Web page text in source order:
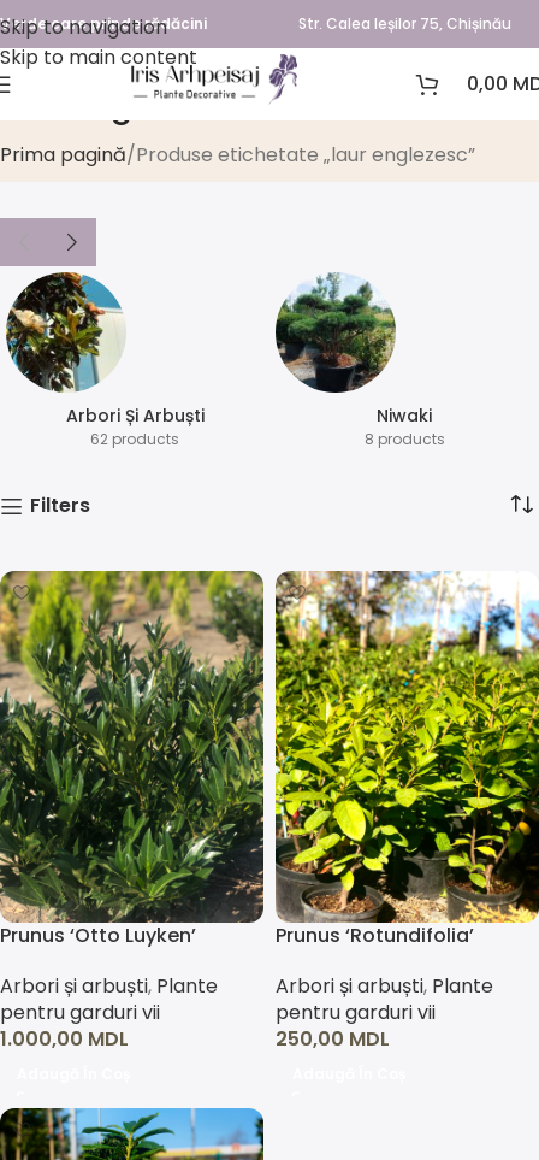
Skip to navigation
Skip to main content
Verde care prinde rădăcini Str. Calea Ieșilor 75, Chișinău
0,00
laur englezesc
Prima pagină Produse etichetate „laur englezesc”
Arbori Și Arbuști
62 products
⁠Niwaki
8 products
Filters
Prunus ‘Otto Luyken’
Arbori și arbuști, Plante
pentru garduri vii
1.000,00 MDL
Prunus ‘Rotundifolia’
Arbori și arbuști, Plante
pentru garduri vii
250,00 MDL